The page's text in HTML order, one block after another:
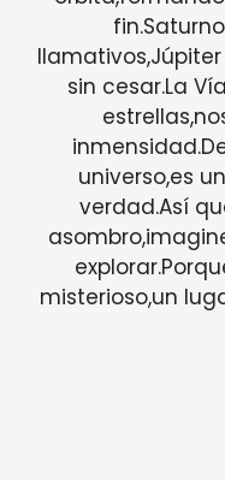
sin cesar.La
universo,es
verdad.Así
misterioso,un